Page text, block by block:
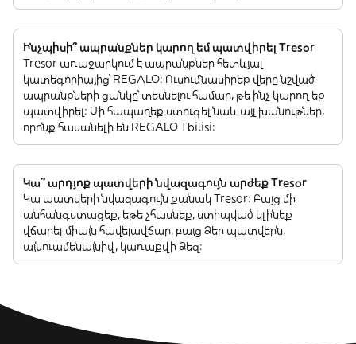
Ինչպիսի՞ ապրանքներ կարող եմ պատվիրել Tresor
Tresor առաջարկում է ապրանքներ հետևյալ
կատեգորիայից՝ REGALO: Ուսումնասիրեք վերը նշված
ապրանքների ցանկը՝ տեսնելու համար, թե ինչ կարող եք
պատվիրել: Մի հապաղեք ստուգել նաև այլ խանութներ,
որոնք հասանելի են REGALO Tbilisi:
Կա՞ արդյոք պատվերի նվազագույն արժեք Tresor
Կա պատվերի նվազագույն քանակ Tresor: Բայց մի
անհանգստացեք, եթե չհասնեք, ստիպված կլինեք
վճարել միայն հավելավճար, բայց Ձեր պատվերն,
այնուամենայնիվ, կառաքվի Ձեզ: